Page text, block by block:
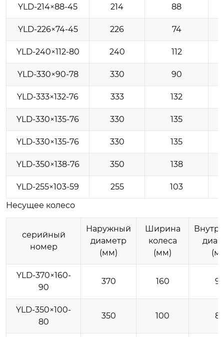
YLD-214×88-45 214 88
YLD-226×74-45 226 74
YLD-240×112-80 240 112
YLD-330×90-78 330 90
YLD-333×132-76 333 132
YLD-330×135-76 330 135
YLD-330×135-76 330 135
YLD-350×138-76 350 138
YLD-255×103-59 255
103
Несущее колесо
серийный
номер
Наружный
диаметр
(мм)
Ширина
колеса
(мм)
YLD-370×160-
90
370 160
YLD-350×100-
80
350 100